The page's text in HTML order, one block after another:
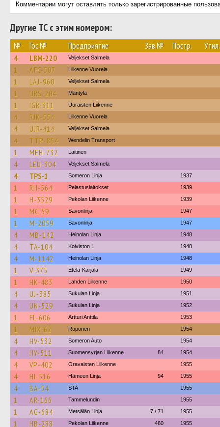
Комментарии могут оставлять только зарегистрированные
Другие ТС с этим номером:
№ Гос.№ Предприятие Зав.№ Постр. Утил.
4 LBM-220 Veljekset Salmela
1 AFC-507 Liikenne Vuorela
1 LAJ-960 Veljekset Salmela
1 URS-204 Mäntylä
1 IGR-311 Uuraisten Liikenne
4 RJK-554 Liikenne Vuorela
4 UJR-414 Veljekset Salmela
4 TTP-854 Wendelin Transport
1 MEH-732 Laitinen
4 LEU-304 Veljekset Salmela
4 TPS-1 Someron Linja 1937
1 RH-564 Pelastuslaitokset 1939
1 H-3529 Pekolan Liikenne 1939
1 MC-59 Savonlinja 1947
1 M-2059 Savonlinja 1947
4 MB-142 Heinolan Linja 1948
4 TA-104 Koiviston L 1948
4 M-1142 Heinolan Linja 1948
1 V-375 Etelä-Karjala 1949
1 HK-483 Lahden Liikenne 1950
4 UJ-385 Sukulan Linja 1951
4 UN-529 Sukulan Linja 1952
1 FL-606 Artturi Anttila 1953
1 MIX-62 Ruponen 1954
4 HV-532 Someron Auto 1954
4 HY-511 Suomensyrjan Liikenne 84 1954
4 VP-402 Oravaisten Liikenne 1955
4 HI-516 Hämeen Linja 94 1955
4 BA-54 STA 1955
1 AR-166 Tammelundin 1955
1 AG-684 Metsälän Linja 7 / 71 1955
1 HB-288 Pekolan Liikenne 460 1955